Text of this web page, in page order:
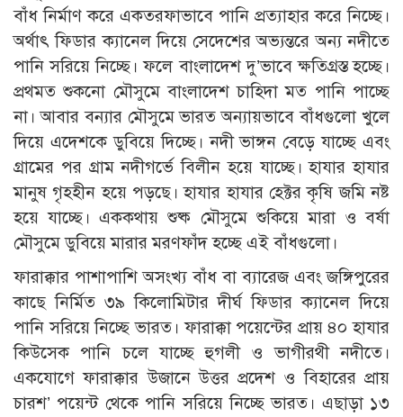
বাঁধ নির্মাণ করে একতরফাভাবে পানি প্রত্যাহার করে নিচ্ছে।
অর্থাৎ ফিডার ক্যানেল দিয়ে সেদেশের অভ্যন্তরে অন্য নদীতে
পানি সরিয়ে নিচ্ছে। ফলে বাংলাদেশ দু’ভাবে ক্ষতিগ্রস্ত হচ্ছে।
প্রথমত শুকনো মৌসুমে বাংলাদেশ চাহিদা মত পানি পাচ্ছে
না। আবার বন্যার মৌসুমে ভারত অন্যায়ভাবে বাঁধগুলো খুলে
দিয়ে এদেশকে ডুবিয়ে দিচ্ছে। নদী ভাঙ্গন বেড়ে যাচ্ছে এবং
গ্রামের পর গ্রাম নদীগর্ভে বিলীন হয়ে যাচ্ছে। হাযার হাযার
মানুষ গৃহহীন হয়ে পড়ছে। হাযার হাযার হেক্টর কৃষি জমি নষ্ট
হয়ে যাচ্ছে। এককথায় শুষ্ক মৌসুমে শুকিয়ে মারা ও বর্ষা
মৌসুমে ডুবিয়ে মারার মরণফাঁদ হচ্ছে এই বাঁধগুলো।
ফারাক্কার পাশাপাশি অসংখ্য বাঁধ বা ব্যারেজ এবং জঙ্গিপুরের
কাছে নির্মিত ৩৯ কিলোমিটার দীর্ঘ ফিডার ক্যানেল দিয়ে
পানি সরিয়ে নিচ্ছে ভারত। ফারাক্কা পয়েন্টের প্রায় ৪০ হাযার
কিউসেক পানি চলে যাচ্ছে হুগলী ও ভাগীরথী নদীতে।
একযোগে ফারাক্কার উজানে উত্তর প্রদেশ ও বিহারের প্রায়
চারশ’ পয়েন্ট থেকে পানি সরিয়ে নিচ্ছে ভারত। এছাড়া ১৩